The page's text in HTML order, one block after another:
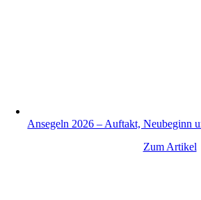
Ansegeln 2026 – Auftakt, Neubeginn
Zum Artikel